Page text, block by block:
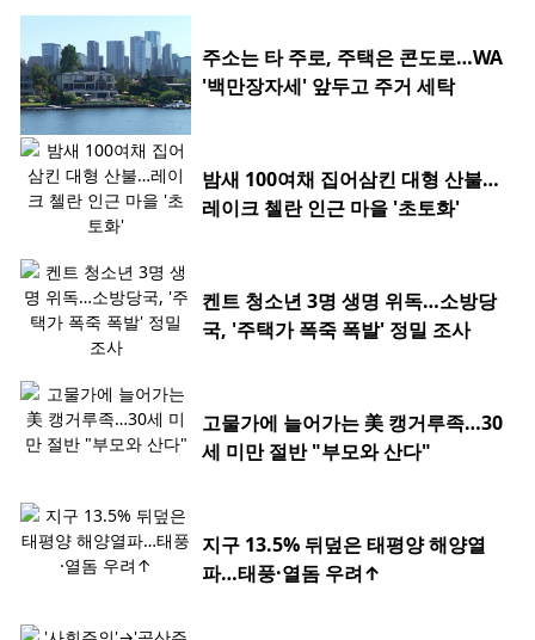
주소는 타 주로, 주택은 콘도로…WA
'백만장자세' 앞두고 주거 세탁
밤새 100여채 집어삼킨 대형 산불…
레이크 첼란 인근 마을 '초토화'
켄트 청소년 3명 생명 위독…소방당
국, '주택가 폭죽 폭발' 정밀 조사
고물가에 늘어가는 美 캥거루족…30
세 미만 절반 "부모와 산다"
지구 13.5% 뒤덮은 태평양 해양열
파…태풍·열돔 우려↑